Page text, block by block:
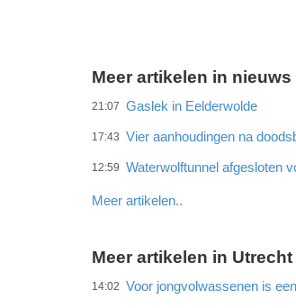
Meer artikelen in nieuws
21:07 Gaslek in Eelderwolde
17:43 Vier aanhoudingen na
12:59 Waterwolftunnel afgesloten
Meer artikelen..
Meer artikelen in Utrecht
14:02 Voor jongvolwassenen is